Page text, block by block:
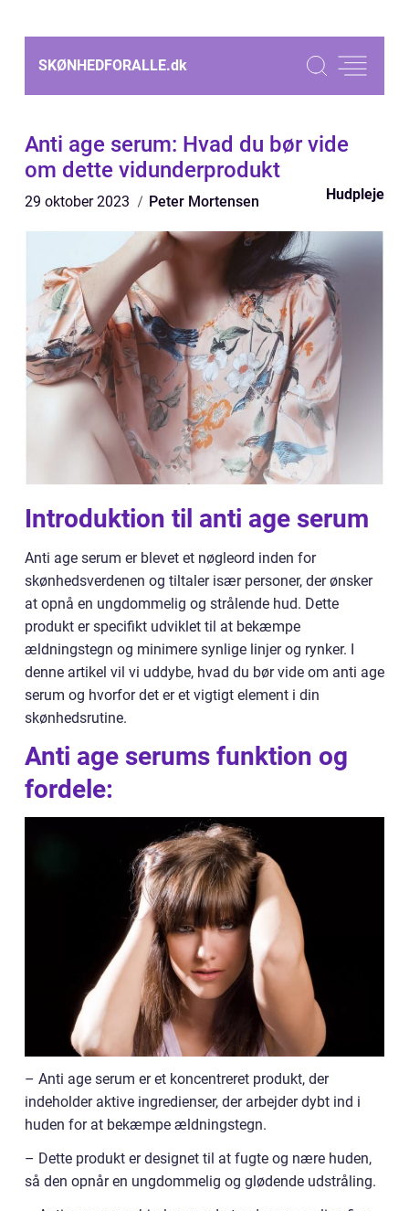
SKØNHEDFORALLE.dk
Anti age serum: Hvad du bør vide
om dette vidunderprodukt
29 oktober 2023 Peter Mortensen Hudpleje
Introduktion til anti age serum
Anti age serum er blevet et nøgleord inden for
skønhedsverdenen og tiltaler især personer, der ønsker
at opnå en ungdommelig og strålende hud. Dette
produkt er specifikt udviklet til at bekæmpe
ældningstegn og minimere synlige linjer og rynker. I
denne artikel vil vi uddybe, hvad du bør vide om anti age
serum og hvorfor det er et vigtigt element i din
skønhedsrutine.
Anti age serums funktion og
fordele:
– Anti age serum er et koncentreret produkt, der
indeholder aktive ingredienser, der arbejder dybt ind i
huden for at bekæmpe ældningstegn.
– Dette produkt er designet til at fugte og nære huden,
så den opnår en ungdommelig og glødende udstråling.